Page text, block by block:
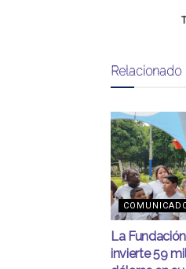
Relacionado
La
invierte 59